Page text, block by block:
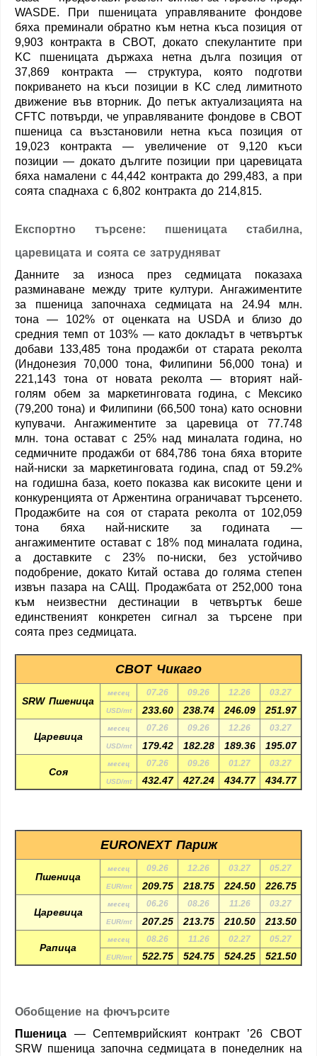
WASDE. При пшеницата управляваните фондове
бяха преминали обратно към нетна къса позиция от
9,903 контракта в CBOT, докато спекулантите при
KC пшеницата държаха нетна дълга позиция от
37,869 контракта — структура, която подготви
покриването на къси позиции в KC след лимитното
движение във вторник. До петък актуализацията на
CFTC потвърди, че управляваните фондове в CBOT
пшеница са възстановили нетна къса позиция от
19,023 контракта — увеличение от 9,120 къси
позиции — докато дългите позиции при царевицата
бяха намалени с 44,442 контракта до 299,483, а при
соята спаднаха с 6,802 контракта до 214,815.
Експортно търсене: пшеницата стабилна,
царевицата и соята се затрудняват
Данните за износа през седмицата показаха
разминаване между трите култури. Ангажиментите
за пшеница започнаха седмицата на 24.94 млн.
тона — 102% от оценката на USDA и близо до
средния темп от 103% — като докладът в четвъртък
добави 133,485 тона продажби от старата реколта
(Индонезия 70,000 тона, Филипини 56,000 тона) и
221,143 тона от новата реколта — вторият най-
голям обем за маркетинговата година, с Мексико
(79,200 тона) и Филипини (66,500 тона) като основни
купувачи. Ангажиментите за царевица от 77.748
млн. тона остават с 25% над миналата година, но
седмичните продажби от 684,786 тона бяха вторите
най-ниски за маркетинговата година, спад от 59.2%
на годишна база, което показва как високите цени и
конкуренцията от Аржентина ограничават търсенето.
Продажбите на соя от старата реколта от 102,059
тона бяха най-ниските за годината —
ангажиментите остават с 18% под миналата година,
а доставките с 23% по-ниски, без устойчиво
подобрение, докато Китай остава до голяма степен
извън пазара на САЩ. Продажбата от 252,000 тона
към неизвестни дестинации в четвъртък беше
единственият конкретен сигнал за търсене при
соята през седмицата.
CBOT Чикаго
SRW Пшеница
месец 07.26 09.26 12.26 03.27
USD/mt 233.60 238.74 246.09 251.97
Царевица
месец 07.26 09.26 12.26 03.27
USD/mt 179.42 182.28 189.36 195.07
Соя
месец 07.26 09.26 01.27 03.27
USD/mt 432.47 427.24 434.77 434.77
EURONEXT Париж
Пшеница
месец 09.26 12.26 03.27 05.27
EUR/mt 209.75 218.75 224.50 226.75
Царевица
месец 06.26 08.26 11.26 03.27
EUR/mt 207.25 213.75 210.50 213.50
Рапица
месец 08.26 11.26 02.27 05.27
EUR/mt 522.75 524.75 524.25 521.50
Обобщение на фючърсите
Пшеница — Септемврийският контракт ’26 CBOT
SRW пшеница започна седмицата в понеделник на